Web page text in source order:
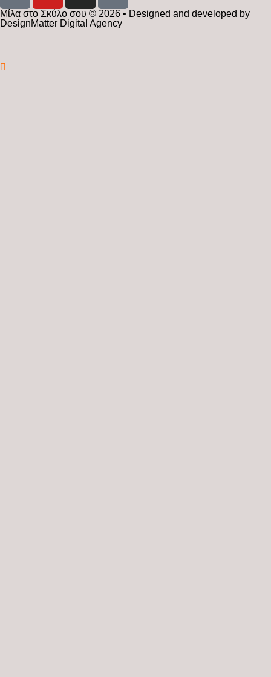
Μίλα στο Σκύλο σου © 2026 • Designed and developed by
DesignMatter Digital Agency